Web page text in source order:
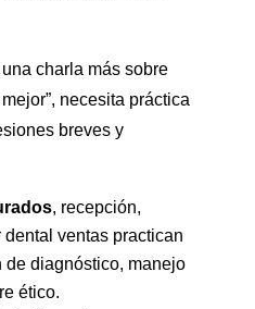
charla más sobre
necesita práctica
breves y
, recepción,
ventas practican
diagnóstico, manejo
ético.